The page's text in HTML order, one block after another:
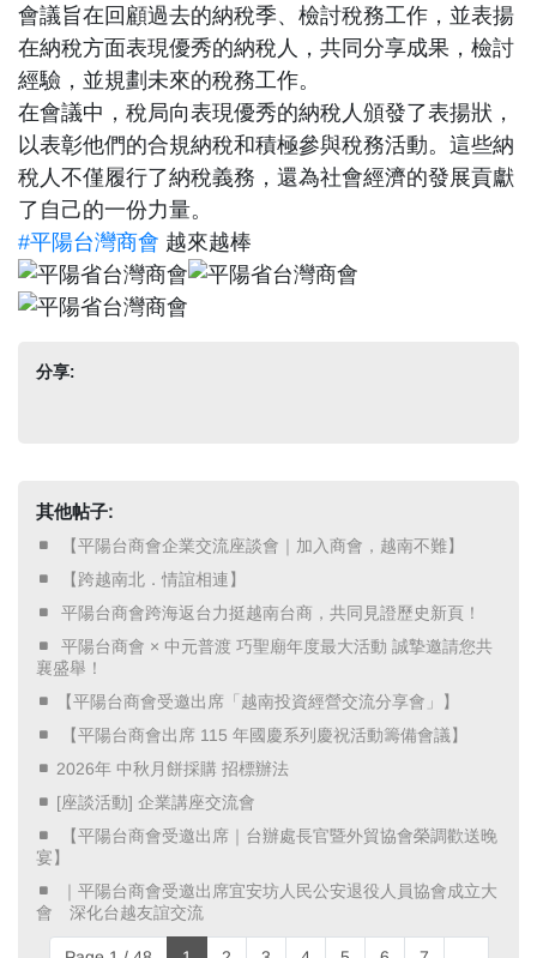
會議旨在回顧過去的納稅季、檢討稅務工作，並表揚
在納稅方面表現優秀的納稅人，共同分享成果，檢討
經驗，並規劃未來的稅務工作。
在會議中，稅局向表現優秀的納稅人頒發了表揚狀，
以表彰他們的合規納稅和積極參與稅務活動。這些納
稅人不僅履行了納稅義務，還為社會經濟的發展貢獻
了自己的一份力量。
#平陽台灣商會 越來越棒
分享:
其他帖子:
​ 【平陽台商會企業交流座談會｜加入商會，越南不難】 ​
​ 【跨越南北．情誼相連】 ​
​ 平陽台商會跨海返台力挺越南台商，共同見證歷史新頁！ ​
​ 平陽台商會 × 中元普渡 巧聖廟年度最大活動 誠摯邀請您共
襄盛舉！ ​
【平陽台商會受邀出席「越南投資經營交流分享會」】
​ 【平陽台商會出席 115 年國慶系列慶祝活動籌備會議】 ​
2026年 中秋月餅採購 招標辦法
[座談活動] 企業講座交流會
​ 【平陽台商會受邀出席｜台辦處長官暨外貿協會榮調歡送晚
宴】 ​
​ ｜平陽台商會受邀出席宜安坊人民公安退役人員協會成立大
會 深化台越友誼交流 ​